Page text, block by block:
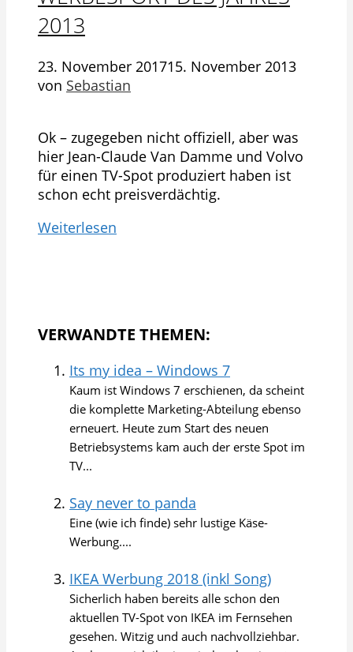
2013
23. November 201715. November 2013
von Sebastian
Ok – zugegeben nicht offiziell, aber was
hier Jean-Claude Van Damme und Volvo
für einen TV-Spot produziert haben ist
schon echt preisverdächtig.
Weiterlesen
VERWANDTE THEMEN:
Its my idea – Windows 7
Kaum ist Windows 7 erschienen, da scheint
die komplette Marketing-Abteilung ebenso
erneuert. Heute zum Start des neuen
Betriebsystems kam auch der erste Spot im
TV...
Say never to panda
Eine (wie ich finde) sehr lustige Käse-
Werbung....
IKEA Werbung 2018 (inkl Song)
Sicherlich haben bereits alle schon den
aktuellen TV-Spot von IKEA im Fernsehen
gesehen. Witzig und auch nachvollziehbar.